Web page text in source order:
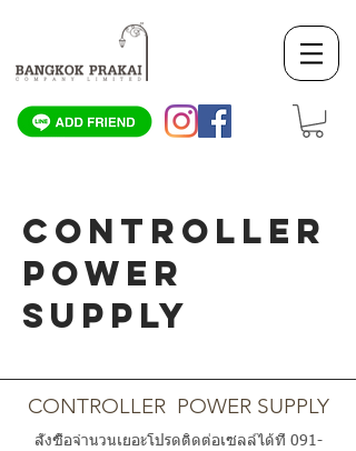
CONTROLLER
POWER
SUPPLY
CONTROLLER POWER SUPPLY
สั่งซื้อจำนวนเยอะโปรดติดต่อเซลล์ได้ที่ 091-